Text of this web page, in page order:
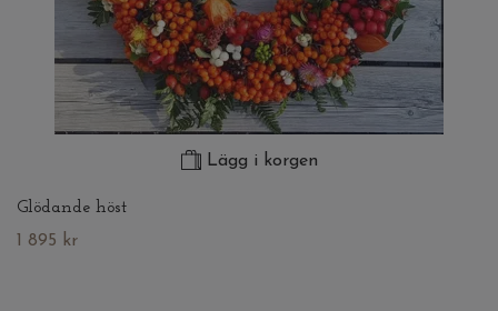
Lägg i korgen
Glödande höst
1 895 kr